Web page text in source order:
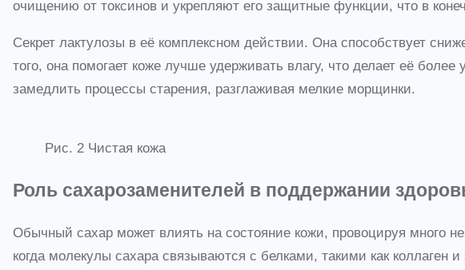
очищению от токсинов и укрепляют его защитные функции, что в
Секрет лактулозы в её комплексном действии. Она способствует
того, она помогает коже лучше удерживать влагу, что делает её
замедлить процессы старения, разглаживая мелкие морщинки.
Рис. 2 Чистая кожа
Роль сахарозаменителей в поддержании
Обычный сахар может влиять на состояние кожи, провоцируя много
когда молекулы сахара связываются с белками, такими как